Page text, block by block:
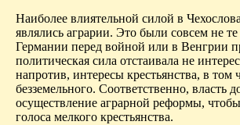
Наиболее влиятельной силой в
являлись аграрии. Это были совсем не
Германии перед войной или в Венгрии
политическая сила отстаивала не
напротив, интересы крестьянства, в том
безземельного. Соответственно, власть
осуществление аграрной реформы,
голоса мелкого крестьянства.